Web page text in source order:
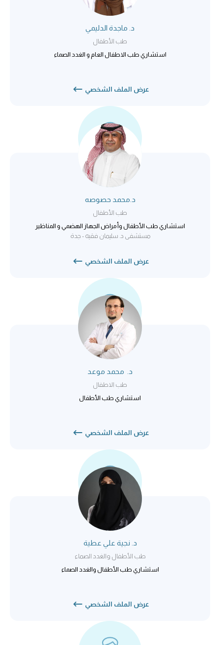
د. ماجدة الدليمي
طب الأطفال
استشاري طب الاطفال العام و الغدد الصماء
عرض الملف الشخصي
د.محمد حصوصه
طب الأطفال
استشاري طب الأطفال وأمراض الجهاز الهضمي و المناظير
مستشفى د. سليمان فقيه - جدة
عرض الملف الشخصي
د. محمد موعد
طب الاطفال
استشاري طب الأطفال
عرض الملف الشخصي
د. نجية علي عطية
طب الأطفال والغدد الصماء
استشاري طب الأطفال والغدد الصماء
عرض الملف الشخصي